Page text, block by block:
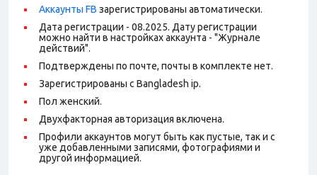
Аккаунты FB зарегистрированы автоматически.
Дата регистрации - 08.2025. Дату регистрации
можно найти в настройках аккаунта - "Журнале
действий".
Подтверждены по почте, почты в комплекте нет.
Зарегистрированы с Bangladesh ip.
Пол женский.
Двухфакторная авторизация включена.
Профили аккаунтов могут быть как пустые, так и с
уже добавленными записями, фотографиями и
другой информацией.